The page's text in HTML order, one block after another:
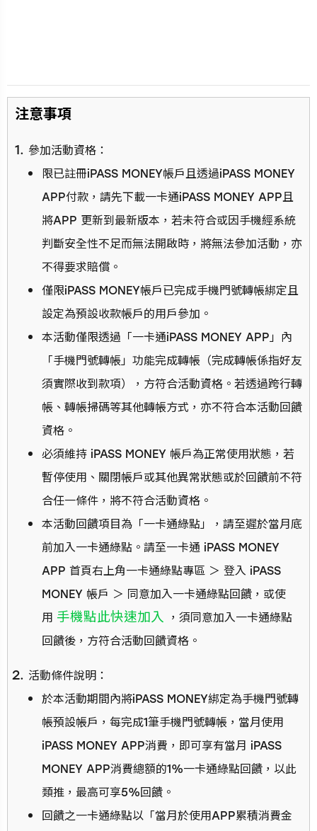
⁠注意事項
參加活動資格：
限已註冊iPASS MONEY帳戶且透過iPASS MONEY
APP付款，請先下載一卡通iPASS MONEY APP且
將APP 更新到最新版本，若未符合或因手機經系統
判斷安全性不足而無法開啟時，將無法參加活動，亦
不得要求賠償。
僅限iPASS MONEY帳戶已完成手機門號轉帳綁定且
設定為預設收款帳戶的用戶參加。
本活動僅限透過「一卡通iPASS MONEY APP」內
「手機門號轉帳」功能完成轉帳（完成轉帳係指好友
須實際收到款項），方符合活動資格。若透過跨行轉
帳、轉帳掃碼等其他轉帳方式，亦不符合本活動回饋
資格。
必須維持 iPASS MONEY 帳戶為正常使用狀態，若
暫停使用、關閉帳戶或其他異常狀態或於回饋前不符
合任一條件，將不符合活動資格。
本活動回饋項目為「一卡通綠點」，請至遲於當月底
前加入一卡通綠點。請至一卡通 iPASS MONEY
APP 首頁右上角一卡通綠點專區 ＞ 登入 iPASS
MONEY 帳戶 ＞ 同意加入一卡通綠點回饋，或使
用 手機點此快速加入 ，須同意加入一卡通綠點
回饋後，方符合活動回饋資格。
活動條件說明：
於本活動期間內將iPASS MONEY綁定為手機門號轉
帳預設帳戶，每完成1筆手機門號轉帳，當月使用
iPASS MONEY APP消費，即可享有當月 iPASS
MONEY APP消費總額的1%一卡通綠點回饋，以此
類推，最高可享5%回饋。
回饋之一卡通綠點以「當月於使用APP累積消費金